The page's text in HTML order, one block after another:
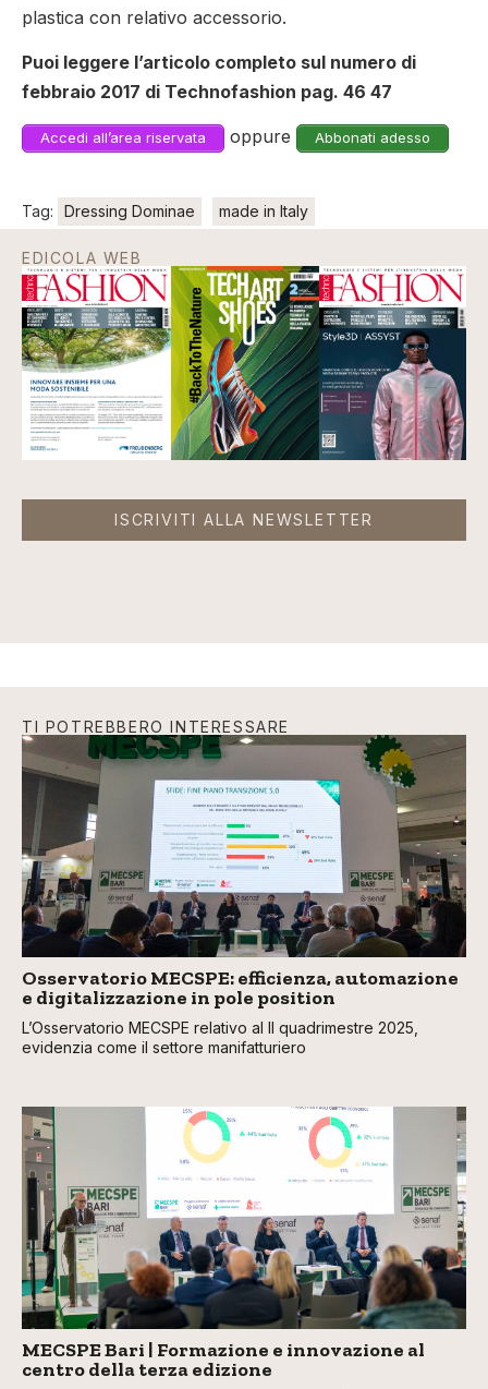
plastica con relativo accessorio.
Puoi leggere l’articolo completo sul numero di
febbraio 2017 di Technofashion pag. 46 47
Accedi all’area riservata oppure Abbonati adesso
Tag: Dressing Dominae made in Italy
EDICOLA WEB
ISCRIVITI ALLA NEWSLETTER
TI POTREBBERO INTERESSARE
Osservatorio MECSPE: efficienza, automazione
e digitalizzazione in pole position
L’Osservatorio MECSPE relativo al II quadrimestre 2025,
evidenzia come il settore manifatturiero
MECSPE Bari | Formazione e innovazione al
centro della terza edizione